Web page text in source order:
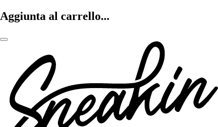
Aggiunta al carrello...